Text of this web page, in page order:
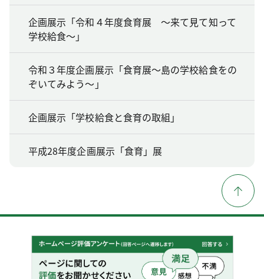
企画展示「令和４年度食育展 ～来て見て知って
学校給食～」
令和３年度企画展示「食育展～島の学校給食をの
ぞいてみよう～」
企画展示「学校給食と食育の取組」
平成28年度企画展示「食育」展